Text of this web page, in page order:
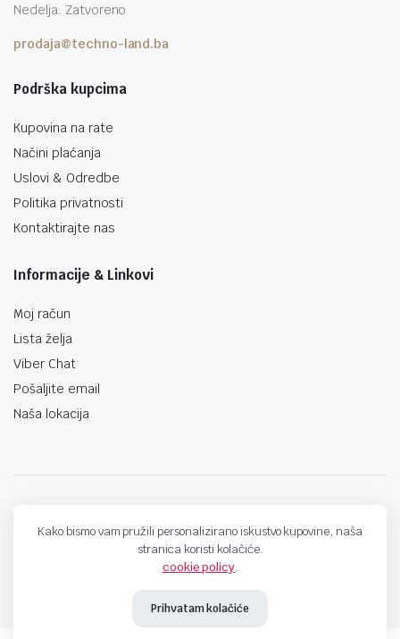
Nedelja: Zatvoreno
prodaja@techno-land.ba
Podrška kupcima
Kupovina na rate
Načini plaćanja
Uslovi & Odredbe
Politika privatnosti
Kontaktirajte nas
Informacije & Linkovi
Moj račun
Lista želja
Viber Chat
Pošaljite email
Naša lokacija
Kako bismo vam pružili personalizirano iskustvo kupovine, naša
stranica koristi kolačiće.
cookie policy.
Prihvatam kolačiće